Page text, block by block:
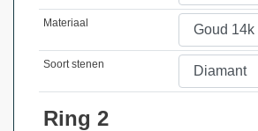
Materiaal
Soort stenen
Ring 2